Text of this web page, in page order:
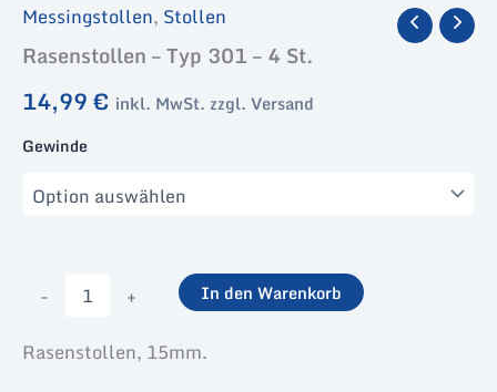
Messingstollen, Stollen
Rasenstollen – Typ 301 – 4 St.
14,99€ inkl. MwSt. zzgl. Versand
Gewinde
-
Rasenstollen
301
+ In den Warenkorb
Rasenstollen, 15mm.